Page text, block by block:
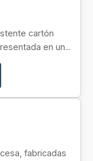
cartón
en un...
fabricadas